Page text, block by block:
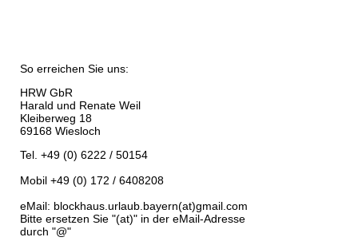
So erreichen Sie uns:
HRW GbR
Harald und Renate Weil
Kleiberweg 18
69168 Wiesloch
Tel. +49 (0) 6222 / 50154
Mobil +49 (0) 172 / 6408208
eMail: blockhaus.urlaub.bayern(at)gmail.com
Bitte ersetzen Sie "(at)" in der eMail-Adresse
durch "@"